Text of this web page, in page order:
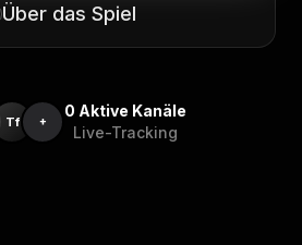
Über das Spiel
Tf +
0 Aktive Kanäle
Live-Tracking